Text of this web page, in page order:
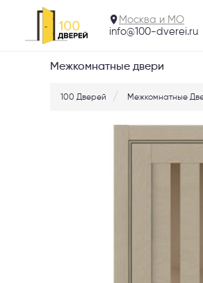
Москва и МО
info@100-dverei.ru
Межкомнатные двери
100 Дверей Межкомнатные